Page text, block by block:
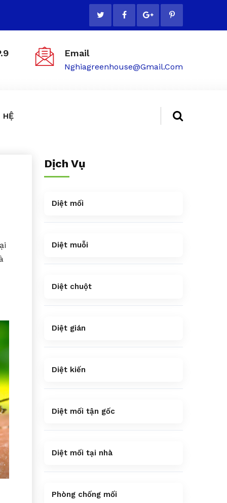
Email
Nghiagreenhouse@gmail.com
HỆ
Dịch Vụ
Diệt mối
Diệt muỗi
Diệt chuột
Diệt gián
Diệt kiến
Diệt mối tận gốc
Diệt mối tại nhà
Phòng chống mối